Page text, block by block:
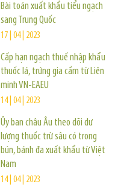
Bài toán xuất khẩu tiểu ngạch
sang Trung Quốc
17 | 04 | 2023
Cấp hạn ngạch thuế nhập khẩu
thuốc lá, trứng gia cầm từ Liên
minh VN-EAEU
14 | 04 | 2023
Ủy ban châu Âu theo dõi dư
lượng thuốc trừ sâu có trong
bún, bánh đa xuất khẩu từ Việt
Nam
14 | 04 | 2023